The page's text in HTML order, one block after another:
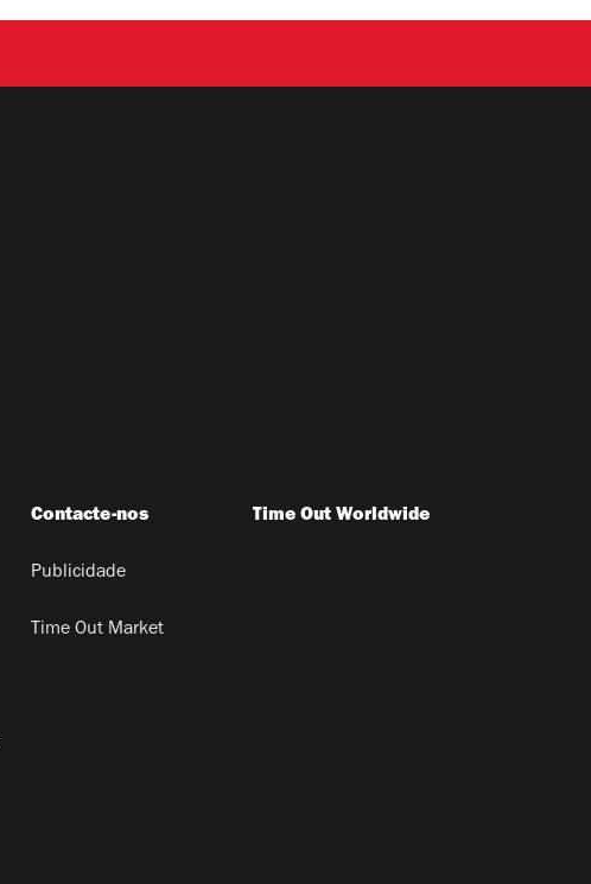
Contacte-nos
Publicidade
Time Out Market
Time Out Worldwide